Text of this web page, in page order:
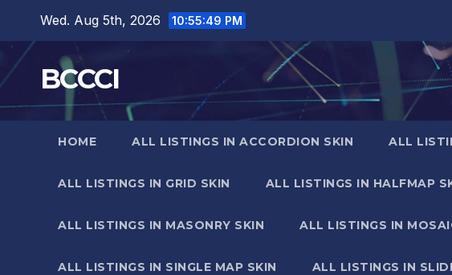
content
Wed. Aug 5th, 2026 10:55:50 PM
BCCCI
HOME ALL LISTINGS IN ACCORDION SKIN ALL
ALL LISTINGS IN GRID SKIN ALL LISTINGS IN HALFMAP
ALL LISTINGS IN MASONRY SKIN ALL LISTINGS IN
ALL LISTINGS IN SINGLE MAP SKIN ALL LISTINGS IN